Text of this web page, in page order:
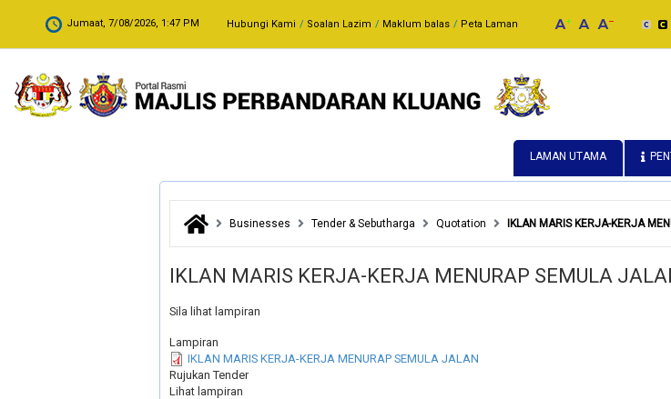
. Jumaat, 7/08/2026, 1:47 PM Hubungi Kami Soalan Lazim Maklum balas Peta Laman
LAMAN UTAMA
Businesses Tender & Sebutharga Quotation IKLAN MARIS KERJA-KERJA
IKLAN MARIS KERJA-KERJA MENURAP SEMULA
Sila lihat lampiran
Lampiran
IKLAN MARIS KERJA-KERJA MENURAP SEMULA JALAN
Rujukan Tender
Lihat lampiran